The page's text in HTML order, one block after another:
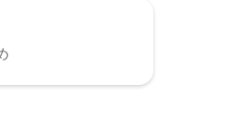
貨屋、ドラッグスト
ケやラーメンの一風